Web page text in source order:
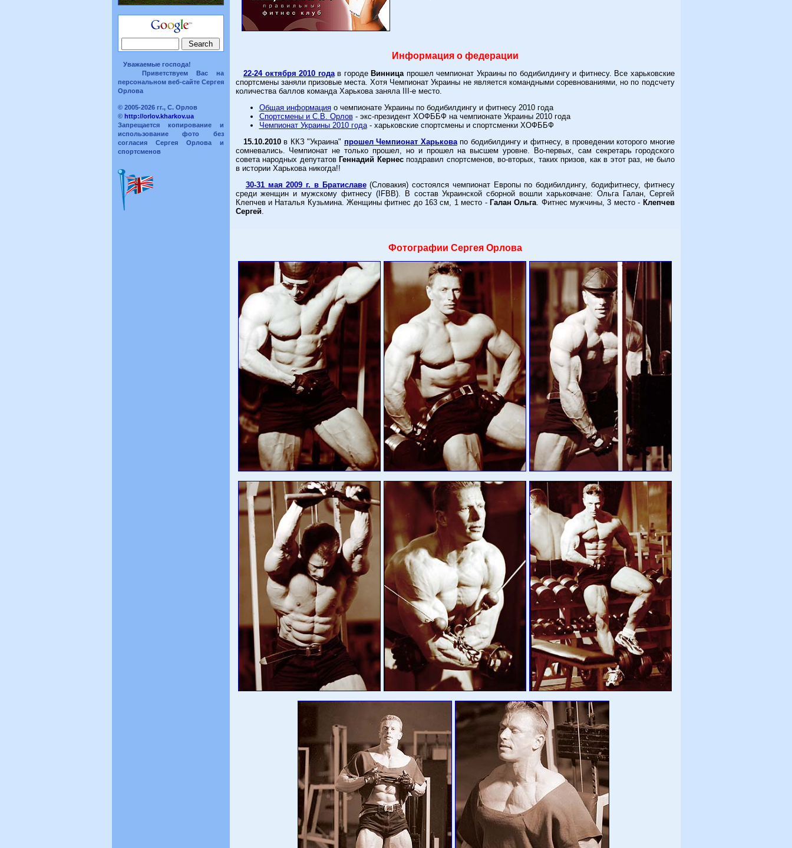
Уважаемые господа!
Приветствуем Вас на
персональном веб-сайте Сергея
Орлова
© 2005-2026 гг., С. Орлов
© http://orlov.kharkov.ua
Запрещается копирование и
использование фото без
согласия Сергея Орлова и
спортсменов
Информация о федерации
22-24 октября 2010 годав городе Винницапрошел чемпионат Украины по бодибилдингу и фитнесу. Все харьковские
спортсмены заняли призовые места. Хотя Чемпионат Украины не является командными соревнованиями, но по подсчету
количества баллов команда Харькова заняла III-е место.
Общая информацияо чемпионате Украины по бодибилдингу и фитнесу 2010 года
Спортсмены и С.В. Орлов- экс-президент ХОФББФ на чемпионате Украины 2010 года
Чемпионат Украины 2010 года- харьковские спортсмены и спортсменки ХОФББФ
15.10.2010в ККЗ "Украина" прошел Чемпионат Харьковапо бодибилдингу и фитнесу, в проведении которого многие
сомневались. Чемпионат не только прошел, но и прошел на высшем уровне. Во-первых, сам секретарь городского
совета народных депутатов Геннадий Кернеспоздравил спортсменов, во-вторых, таких призов, как в этот раз, не было
в истории Харькова никогда!!
30-31 мая 2009 г. в Братиславе(Словакия) состоялся чемпионат Европы по бодибилдингу, бодифитнесу, фитнесу
среди женщин и мужскому фитнесу (IFBB). В состав Украинской сборной вошли харьковчане: Ольга Галан, Сергей
Клепчев и Наталья Кузьмина. Женщины фитнес до 163 см, 1 место - Галан Ольга. Фитнес мужчины, 3 место - Клепчев
Сергей.
Фотографии Сергея Орлова